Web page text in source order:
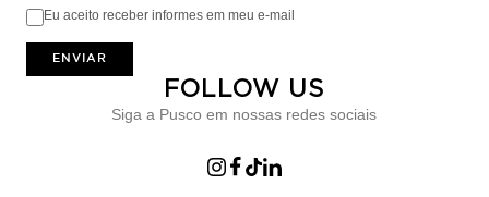
Eu aceito receber informes em meu e-mail
ENVIAR
FOLLOW US
Siga a Pusco em nossas redes sociais